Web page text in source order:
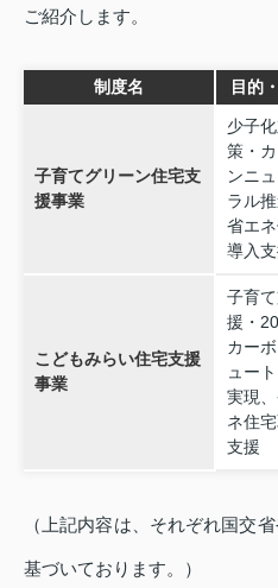
ご紹介します。
制度名 目的
子育てグリーン住宅支
援事業
少子
策・
ンニ
ラル推
省エ
導入
こどもみらい住宅支援
事業
子育
援・
カー
ュー
実現
ネ住
支援
（上記内容は、それぞれ国交
基づいております。）